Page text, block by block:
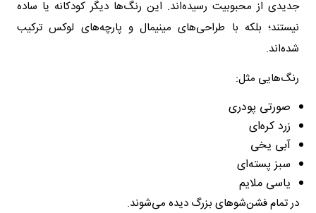
جدیدی از محبوبیت رسیده‌اند. این رنگ‌ها دیگر کودکانه یا ساده
نیستند؛ بلکه با طراحی‌های مینیمال و پارچه‌های لوکس ترکیب
شده‌اند.
رنگ‌هایی مثل:
صورتی پودری
زرد کره‌ای
آبی یخی
سبز پسته‌ای
یاسی ملایم
در تمام فشن‌شوهای بزرگ دیده می‌شوند.